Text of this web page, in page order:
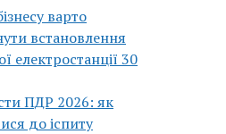
варто
встановлення
електростанції 30
ПДР 2026: як
до іспиту